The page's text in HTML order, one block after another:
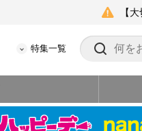
【
特集一覧